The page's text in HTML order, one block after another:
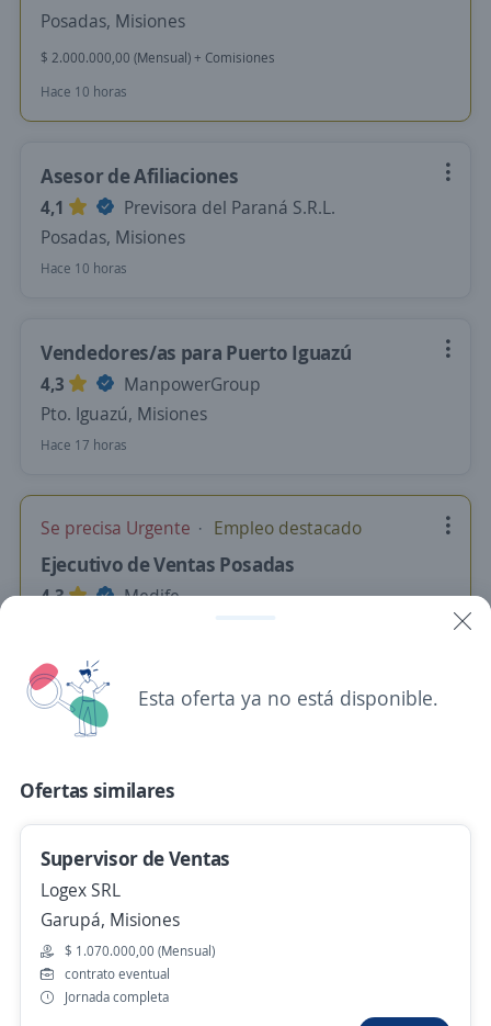
Posadas, Misiones
$ 2.000.000,00 (Mensual) + Comisiones
Hace 10 horas
Asesor de Afiliaciones
4,1
Previsora del Paraná S.R.L.
Posadas, Misiones
Hace 10 horas
Vendedores/as para Puerto Iguazú
4,3
ManpowerGroup
Pto. Iguazú, Misiones
Hace 17 horas
Se precisa Urgente Empleo destacado
Ejecutivo de Ventas Posadas
4,3
Medife
Presencial y remoto
Ayer
Anterior
Nuevas ofertas de empleo
Empleos similares
Comercial venta directa
Esta oferta ya no está disponible.
Ofertas similares
Supervisor de Ventas
Logex SRL
Garupá, Misiones
$ 1.070.000,00 (Mensual)
contrato eventual
Jornada completa